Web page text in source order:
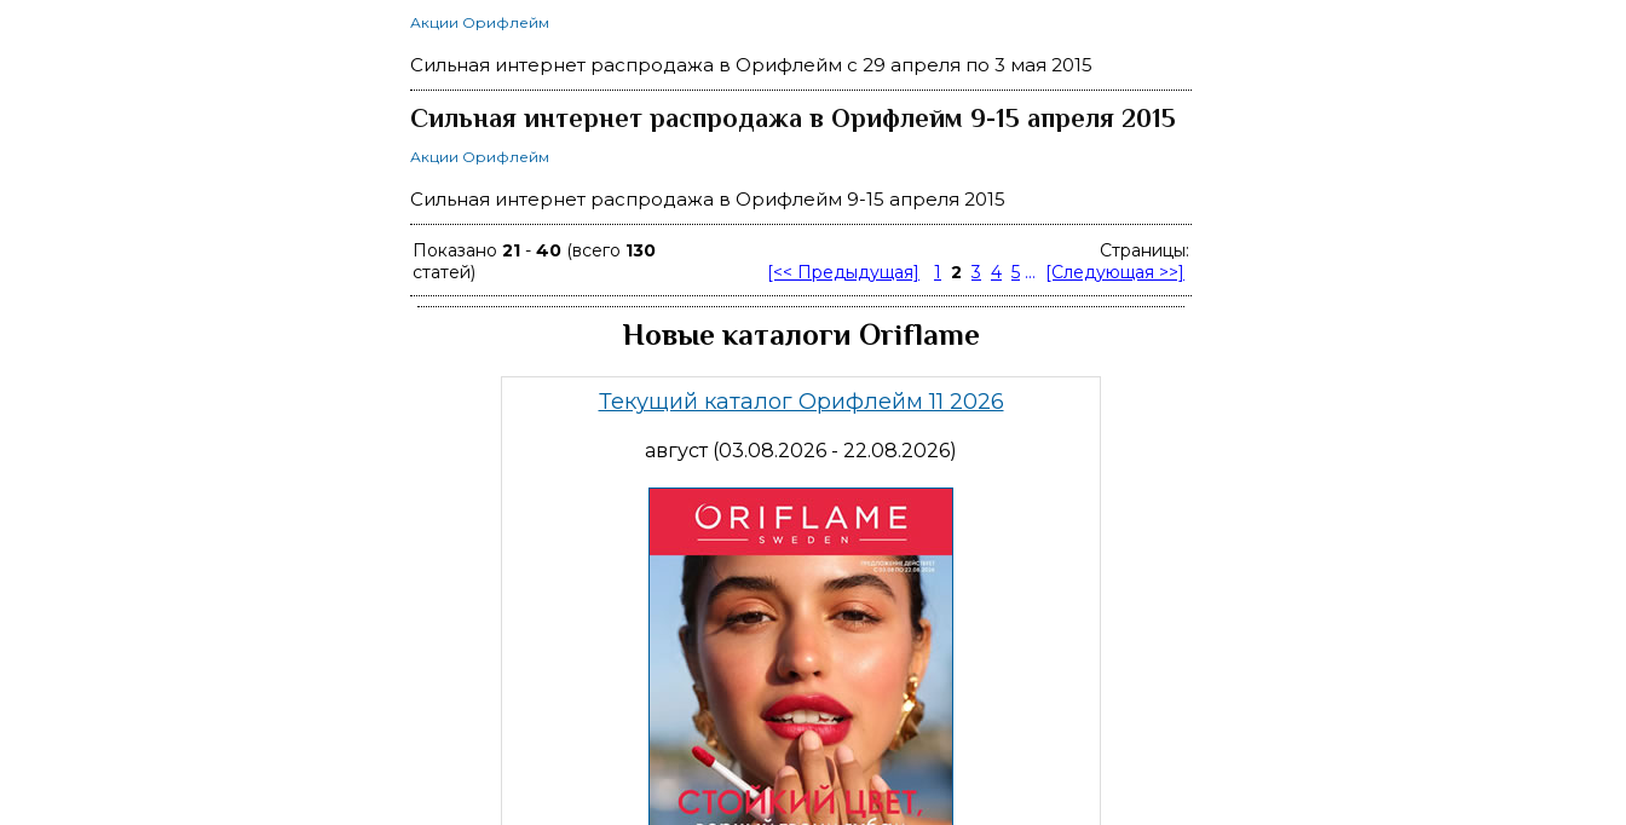
Акции Орифлейм
Сильная интернет распродажа в Орифлейм c 29 апреля по 3 мая 2015
Сильная интернет распродажа в Орифлейм 9-15 апреля 2015
Акции Орифлейм
Сильная интернет распродажа в Орифлейм 9-15 апреля 2015
Показано 21 - 40 (всего 130
статей)
Страницы:
[<< Предыдущая]
1 2 3 4 5 ... [Следующая >>]
Новые каталоги Oriflame
Текущий каталог Орифлейм 11 2026
август (03.08.2026 - 22.08.2026)